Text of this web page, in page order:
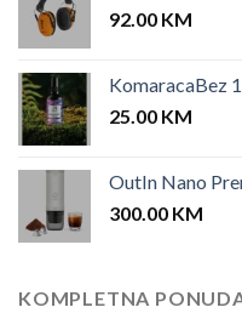
92.00 KM
KomaracaBez
25.00 KM
OutIn Nano
300.00 KM
KOMPLETNA